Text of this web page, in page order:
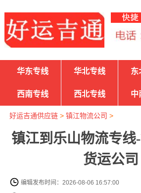
华东专线 华北专线 东
西南专线 西北专线 中
好运吉通供应链> 镇江物流公司 >
镇江到乐山物流专线
货运公司
编辑发布时间：2026-08-06 16:57:00